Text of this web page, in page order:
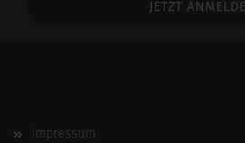
Impressum